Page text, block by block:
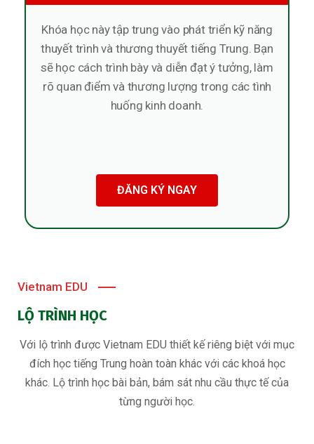
Khóa học này tập trung vào phát triển kỹ năng
thuyết trình và thương thuyết tiếng Trung. Bạn
sẽ học cách trình bày và diễn đạt ý tưởng, làm
rõ quan điểm và thương lượng trong các tình
huống kinh doanh.
ĐĂNG KÝ NGAY
Vietnam EDU
LỘ TRÌNH HỌC
Với lộ trình được Vietnam EDU thiết kế riêng biệt với mục
đích học tiếng Trung hoàn toàn khác với các khoá học
khác. Lộ trình học bài bản, bám sát nhu cầu thực tế của
từng người học.